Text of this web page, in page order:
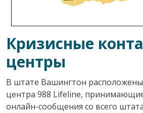
Кризисные
центры
В штате Вашингтон
центра 988 Lifeline,
онлайн-сообщения со всего